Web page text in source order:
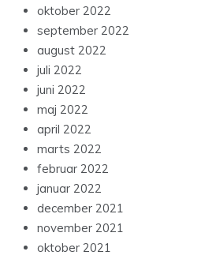
oktober 2022
september 2022
august 2022
juli 2022
juni 2022
maj 2022
april 2022
marts 2022
februar 2022
januar 2022
december 2021
november 2021
oktober 2021